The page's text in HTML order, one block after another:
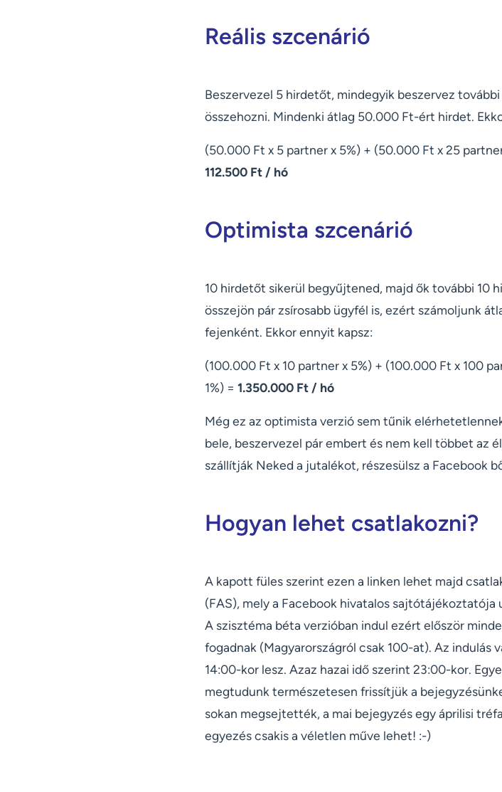
Reális szcenárió
Beszervezel 5 hirdetőt, mindegyik beszervez
összehozni. Mindenki átlag 50.000 Ft-ért hirdet.
(50.000 Ft x 5 partner x 5%) + (50.000 Ft x 25
112.500 Ft / hó
Optimista szcenárió
10 hirdetőt sikerül begyűjtened, majd ők további 10
összejön pár zsírosabb ügyfél is, ezért számoljunk
fejenként. Ekkor ennyit kapsz:
(100.000 Ft x 10 partner x 5%) + (100.000 Ft x 100
1%) = 1.350.000 Ft / hó
Még ez az optimista verzió sem tűnik
bele, beszervezel pár embert és nem kell többet az
szállítják Neked a jutalékot, részesülsz a Facebook
Hogyan lehet csatlakozni?
A kapott füles szerint ezen a linken lehet majd
(FAS), mely a Facebook hivatalos sajtótájékoztatója
A szisztéma béta verzióban indul ezért először
fogadnak (Magyarországról csak 100-at). Az indulás
14:00-kor lesz. Azaz hazai idő szerint 23:00-kor.
megtudunk természetesen frissítjük a
sokan megsejtették, a mai bejegyzés egy áprilisi
egyezés csakis a véletlen műve lehet! :-)